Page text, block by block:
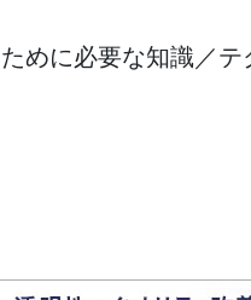
めに必要な知識／